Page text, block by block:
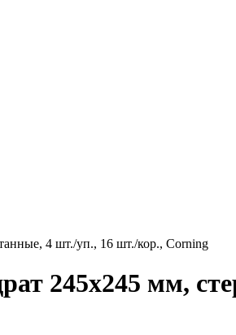
4 шт./уп., 16 шт./кор., Corning
245х245 мм,